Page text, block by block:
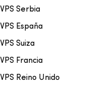
VPS Serbia
VPS España
VPS Suiza
VPS Francia
VPS Reino Unido